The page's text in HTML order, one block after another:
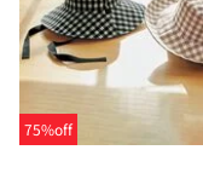
75%off